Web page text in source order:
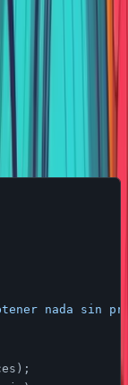
l_mensaje
nada sin